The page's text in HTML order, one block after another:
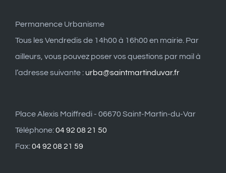
Permanence Urbanisme
Tous les Vendredis de 14h00 à 16h00 en mairie. Par
ailleurs, vous pouvez poser vos questions par mail à
l’adresse suivante : urba@saintmartinduvar.fr
Place Alexis Maiffredi - 06670 Saint-Martin-du-Var
Téléphone:04 92 08 21 50
Fax:04 92 08 21 59